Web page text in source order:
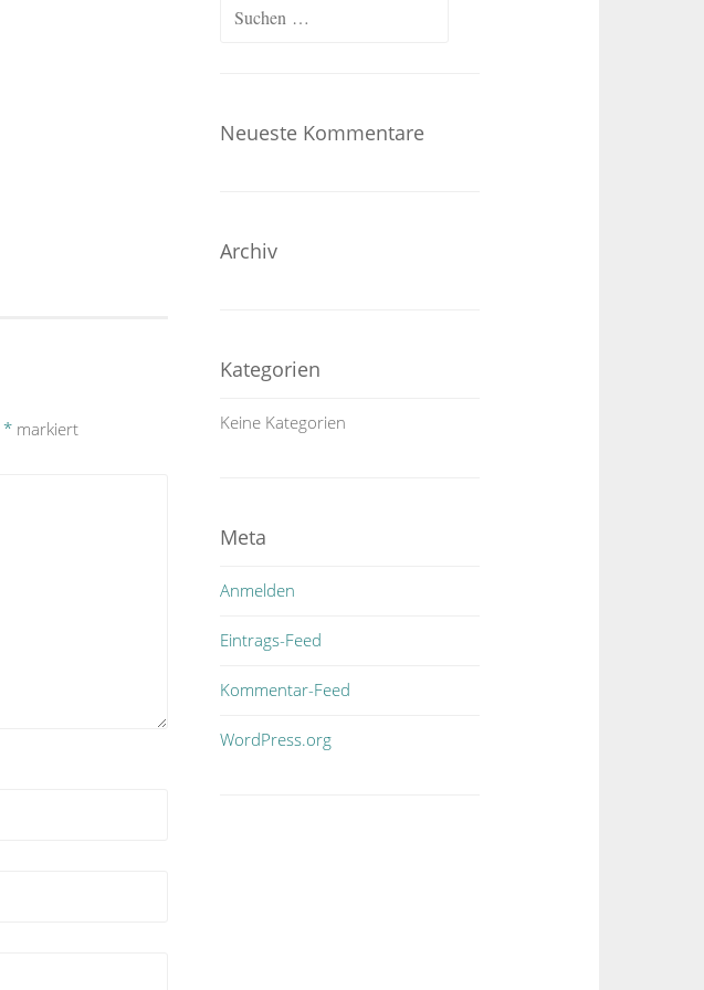
*markiert
Neueste Kommentare
Archiv
Kategorien
Keine Kategorien
Meta
Anmelden
Eintrags-Feed
Kommentar-Feed
WordPress.org